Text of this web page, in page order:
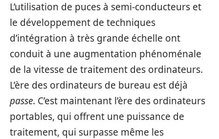
L’utilisation de puces à semi-conducteurs et
le développement de techniques
d’intégration à très grande échelle ont
conduit à une augmentation phénoménale
de la vitesse de traitement des ordinateurs.
L’ère des ordinateurs de bureau est déjà
passe. C’est maintenant l’ère des ordinateurs
portables, qui offrent une puissance de
traitement, qui surpasse même les